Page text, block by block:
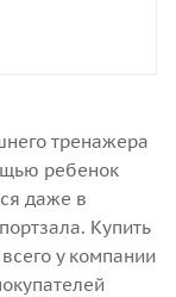
тренажера
ребенок
даже в
Купить
у компании